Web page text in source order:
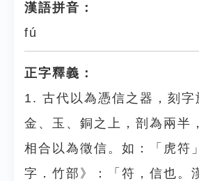
漢語拼音：
fú
正字釋義：
1. 古代以為憑信之器，刻字
金、玉、銅之上，剖為兩半
相合以為徵信。如：「虎符
字．竹部》：「符，信也。